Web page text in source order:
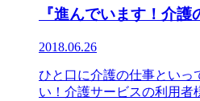
『進んでいます！介護
2018.06.26
ひと口に介護の仕事といっ
い！介護サービスの利用者